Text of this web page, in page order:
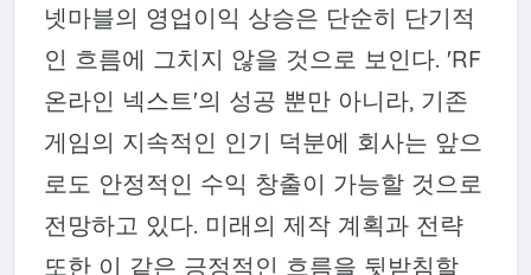
넷마블의 영업이익 상승은 단순히 단기적
인 흐름에 그치지 않을 것으로 보인다. 'RF
온라인 넥스트'의 성공 뿐만 아니라, 기존
게임의 지속적인 인기 덕분에 회사는 앞으
로도 안정적인 수익 창출이 가능할 것으로
전망하고 있다. 미래의 제작 계획과 전략
또한 이 같은 긍정적인 흐름을 뒷받침할